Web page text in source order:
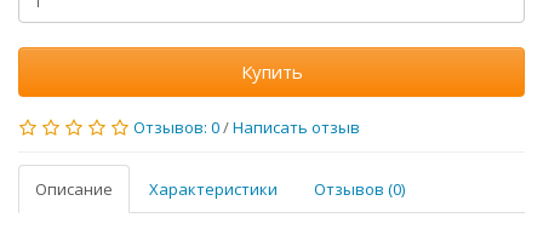
Купить
Отзывов: 0/Написать отзыв
Описание Характеристики Отзывов (0)